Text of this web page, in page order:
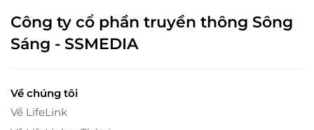
Công ty cổ phần truyền thông Sông
Sáng - SSMEDIA
Về chúng tôi
Về LifeLink